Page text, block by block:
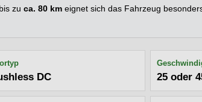
zu ca. 80 km eignet sich das Fahrzeug
DC 25 oder